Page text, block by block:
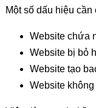
Một số dấu hiệu cần
Website chứa
Website bị bỏ
Website tạo
Website